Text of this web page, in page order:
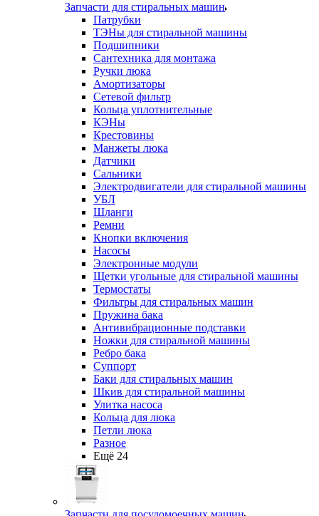
Запчасти для стиральных машин
Патрубки
ТЭНы для стиральной машины
Подшипники
Сантехника для монтажа
Ручки люка
Амортизаторы
Сетевой фильтр
Кольца уплотнительные
КЭНы
Крестовины
Манжеты люка
Датчики
Сальники
Электродвигатели для стиральной машины
УБЛ
Шланги
Ремни
Кнопки включения
Насосы
Электронные модули
Щетки угольные для стиральной машины
Термостаты
Фильтры для стиральных машин
Пружина бака
Антивибрационные подставки
Ножки для стиральной машины
Ребро бака
Суппорт
Баки для стиральных машин
Шкив для стиральной машины
Улитка насоса
Кольца для люка
Петли люка
Разное
Ещё 24